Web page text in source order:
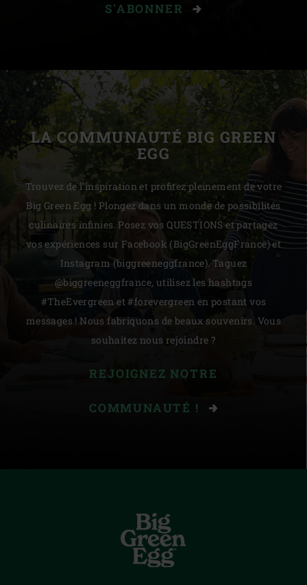
S'ABONNER
LA COMMUNAUTÉ BIG GREEN
EGG
Trouvez de l'inspiration et profitez pleinement de votre
Big Green Egg ! Plongez dans un monde de possibilités
culinaires infinies. Posez vos QUESTIONS et partagez
vos expériences sur Facebook (BigGreenEggFrance) et
Instagram (biggreeneggfrance). Taguez
@biggreeneggfrance, utilisez les hashtags
#TheEvergreen et #forevergreen en postant vos
messages ! Nous fabriquons de beaux souvenirs. Vous
souhaitez nous rejoindre ?
REJOIGNEZ NOTRE
COMMUNAUTÉ !